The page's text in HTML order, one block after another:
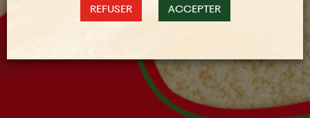
REFUSER ACCEPTER